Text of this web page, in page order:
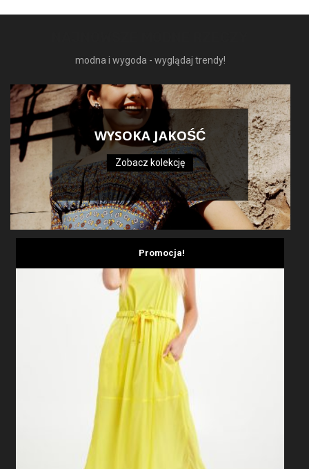
modna i wygoda - wyglądaj trendy!
WYSOKA JAKOŚĆ
Zobacz kolekcję
Promocja!